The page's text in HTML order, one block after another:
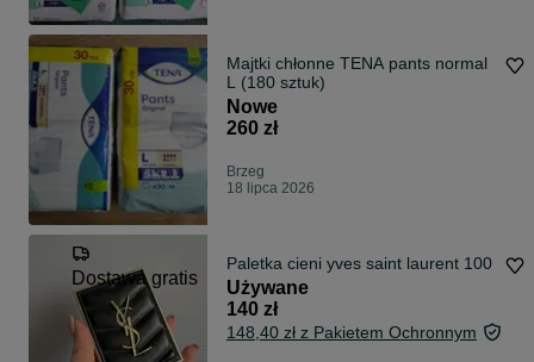
Majtki chłonne TENA pants normal
L (180 sztuk)
Nowe
260 zł
Brzeg
18 lipca 2026
Dostawa gratis
Paletka cieni yves saint laurent 100
Używane
140 zł
148,40 zł z Pakietem Ochronnym